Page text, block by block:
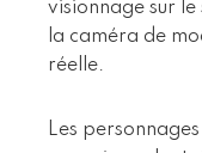
visionnage sur
la caméra de
réelle.
Les